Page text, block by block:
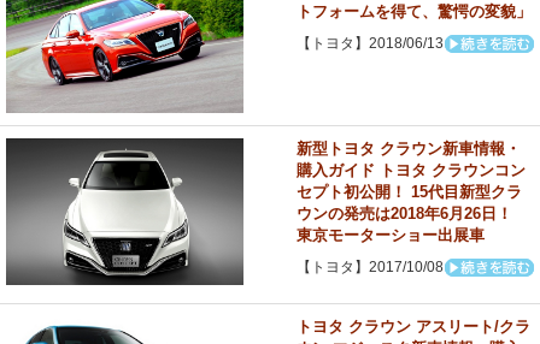
トフォームを得て、驚愕の変貌」
【トヨタ】2018/06/13
新型トヨタ クラウン新車情報・
購入ガイド トヨタ クラウンコン
セプト初公開！ 15代目新型クラ
ウンの発売は2018年6月26日！
東京モーターショー出展車
【トヨタ】2017/10/08
トヨタ クラウン アスリート/クラ